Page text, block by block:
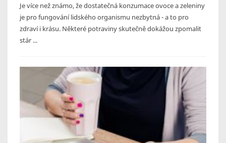
Je více než známo, že dostatečná konzumace ovoce a zeleniny
je pro fungování lidského organismu nezbytná - a to pro
zdraví i krásu. Některé potraviny skutečně dokážou zpomalit
stár ...